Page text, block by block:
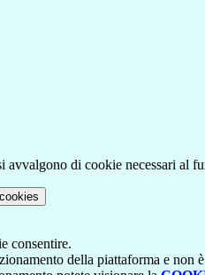
di cookie necessari al
consentire.
della piattaforma e non